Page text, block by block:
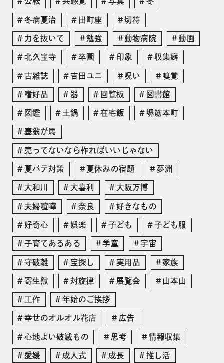
冬病夏治 出町座 切符
力を抜いて 勉強 動物病院 動画
北久宝寺 卒園 印象 収集癖
古雑誌 吉田ユニ 呪い 嗅覚
嗜好品 器 回覧板 図書館
図鑑 土鍋 在宅飯 堺筋本町
塞翁が馬
売ってないなら作ればいいじゃない
夏バテ対策 夏休みの宿題 夢洲
大和川 大喜利 大阪万博
夫婦喧嘩 奈良 好きなもの
好奇心 娯楽 子ども 子ども服
子育てあるある 学童 宇宙
守破離 宝探し 実用品 家族
寄生獣 対旋律 展覧会 山本山
工作 年始のご挨拶
幸せのオルオル花店 広告
心地よい破滅もの 思考 情報収集
愛媛 成人式 成長 推し活